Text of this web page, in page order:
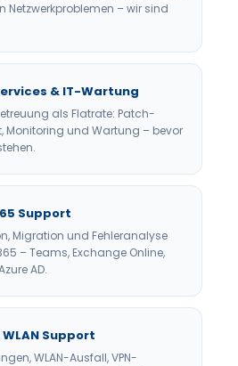
Netzwerkproblemen – wir sind
& IT-Wartung
als Flatrate: Patch-
Monitoring und Wartung – bevor
Support
Migration und Fehleranalyse
– Teams, Exchange Online,
AD.
Support
WLAN-Ausfall, VPN-